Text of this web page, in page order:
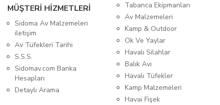
MÜŞTERİ HİZMETLERİ
Sidoma Av Malzemeleri
iletişim
Av Tüfekleri Tarihi
S.S.S.
Sidomav.com Banka
Hesapları
Detaylı Arama
Tabanca Ekipmanları
Av Malzemeleri
Kamp & Outdoor
Ok Ve Yaylar
Havalı Silahlar
Balık Avı
Havalı Tüfekler
Kamp Malzemeleri
Havai Fişek